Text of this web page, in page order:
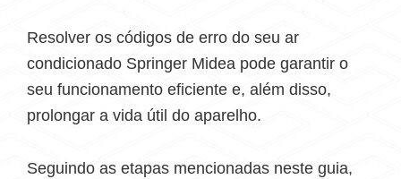
Resolver os códigos de erro do seu ar
condicionado Springer Midea pode garantir o
seu funcionamento eficiente e, além disso,
prolongar a vida útil do aparelho.
Seguindo as etapas mencionadas neste guia,